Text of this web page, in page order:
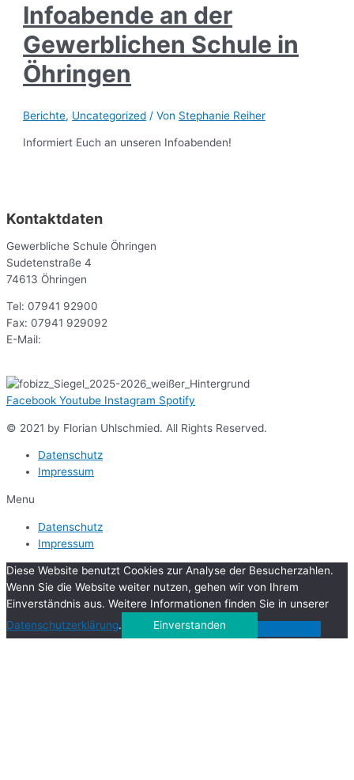
Infoabende an der
Gewerblichen Schule in
Öhringen
Berichte, Uncategorized / Von Stephanie Reiher
Informiert Euch an unseren Infoabenden!
Kontaktdaten
Gewerbliche Schule Öhringen
Sudetenstraße 4
74613 Öhringen
Tel: 07941 92900
Fax: 07941 929092
E-Mail:
Facebook Youtube Instagram Spotify
© 2021 by Florian Uhlschmied. All Rights Reserved.
Datenschutz
Impressum
Menu
Datenschutz
Impressum
Diese Website benutzt Cookies zur Analyse der Besucherzahlen.
Wenn Sie die Website weiter nutzen, gehen wir von Ihrem
Einverständnis aus. Weitere Informationen finden Sie in unserer
Datenschutzerklärung. Einverstanden